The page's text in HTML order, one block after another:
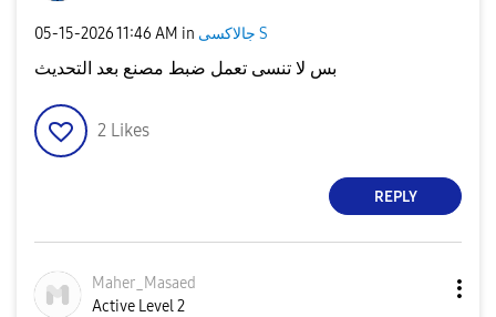
‎05-15-202611:46 AM in جالاكسى S
بس لا تنسى تعمل ضبط مصنع بعد التحديث
2 Likes
REPLY
Maher_Masaed
Active Level 2